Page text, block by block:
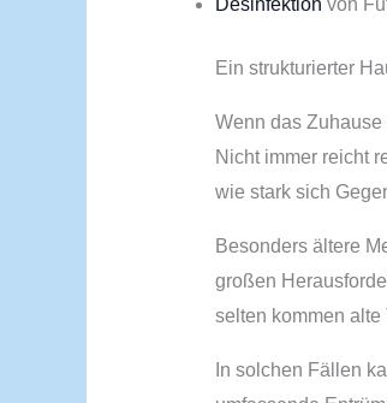
Ein strukturierter
Wenn das Zuhause
Nicht immer reicht
wie stark sich
Besonders ältere
großen
selten kommen
In solchen Fällen